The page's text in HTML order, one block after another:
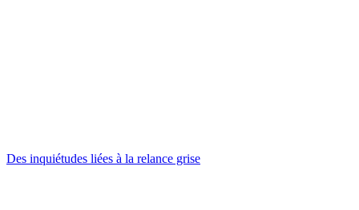
Des inquiétudes liées à la relance grise